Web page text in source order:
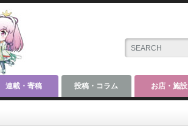
連載・寄稿 投稿・コラム お店・施設